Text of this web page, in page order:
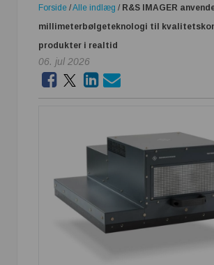
Forside /Alle indlæg / R&S IMAGER
millimeterbølgeteknologi til
produkter i realtid
06. jul 2026